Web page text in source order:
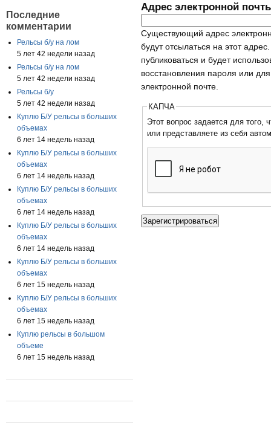
Последние
комментарии
Рельсы б/у на лом
5 лет 42 недели назад
Рельсы б/у на лом
5 лет 42 недели назад
Рельсы б/у
5 лет 42 недели назад
Куплю Б/У рельсы в больших
объемах
6 лет 14 недель назад
Куплю Б/У рельсы в больших
объемах
6 лет 14 недель назад
Куплю Б/У рельсы в больших
объемах
6 лет 14 недель назад
Куплю Б/У рельсы в больших
объемах
6 лет 14 недель назад
Куплю Б/У рельсы в больших
объемах
6 лет 15 недель назад
Куплю Б/У рельсы в больших
объемах
6 лет 15 недель назад
Куплю рельсы в большом
объеме
6 лет 15 недель назад
Адрес электронной
Существующий адрес
будут отсылаться на этот
публиковаться и будет
восстановления пароля или
электронной почте.
КАПЧА
Этот вопрос задается для того,
или представляете из себя